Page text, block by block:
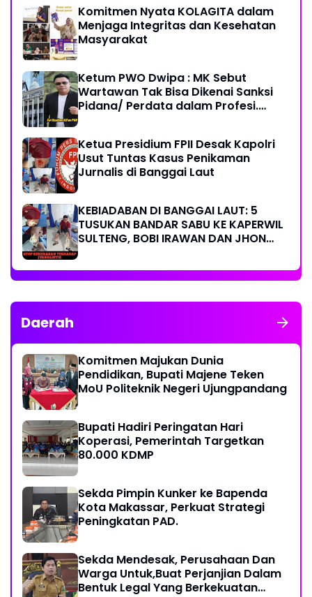
Komitmen Nyata KOLAGITA dalam
Menjaga Integritas dan Kesehatan
Masyarakat
Ketum PWO Dwipa : MK Sebut
Wartawan Tak Bisa Dikenai Sanksi
Pidana/ Perdata dalam Profesi.
Ketua Presidium FPII Desak Kapolri
Usut Tuntas Kasus Penikaman
Jurnalis di Banggai Laut
KEBIADABAN DI BANGGAI LAUT: 5
TUSUKAN BANDAR SABU KE KAPERWIL
SULTENG, BOBI IRAWAN DAN JHON
KERAS KINERJA POLRI!
Daerah
Komitmen Majukan Dunia
Pendidikan, Bupati Majene Teken
MoU Politeknik Negeri Ujungpandang
Bupati Hadiri Peringatan Hari
Koperasi, Pemerintah Targetkan
80.000 KDMP
Sekda Pimpin Kunker ke Bapenda
Kota Makassar, Perkuat Strategi
Peningkatan PAD.
Sekda Mendesak, Perusahaan Dan
Warga Untuk,Buat Perjanjian Dalam
Bentuk Legal Yang Berkekuatan